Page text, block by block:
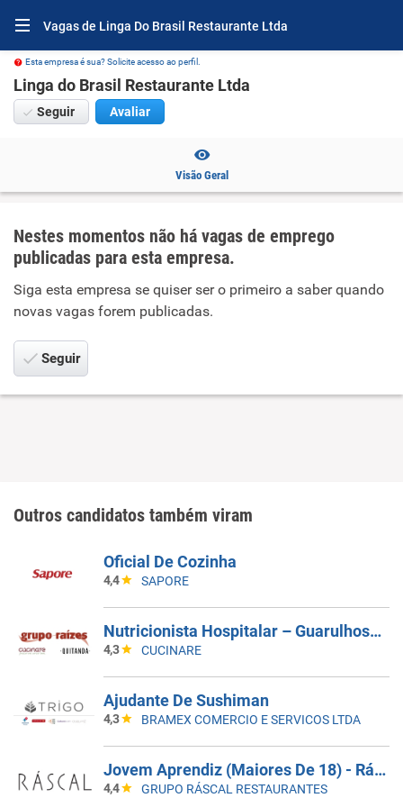
Vagas de Linga Do Brasil Restaurante Ltda
Esta empresa é sua? Solicite acesso ao perfil.
Linga do Brasil Restaurante Ltda
Seguir Avaliar
Visão Geral
Nestes momentos não há vagas de emprego
publicadas para esta empresa.
Siga esta empresa se quiser ser o primeiro a saber quando
novas vagas forem publicadas.
Seguir
Outros candidatos também viram
Oficial De Cozinha
4,4 SAPORE
Nutricionista Hospitalar – Guarulhos/SP
4,3 CUCINARE
Ajudante De Sushiman
4,3 BRAMEX COMERCIO E SERVICOS LTDA
Jovem Aprendiz (Maiores De 18) - Ráscal Shop. Villa Lobos
4,4 GRUPO RÁSCAL RESTAURANTES